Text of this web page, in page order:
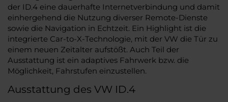
der ID.4 eine dauerhafte Internetverbindung und damit
einhergehend die Nutzung diverser Remote-Dienste
sowie die Navigation in Echtzeit. Ein Highlight ist die
integrierte Car-to-X-Technologie, mit der VW die Tür zu
einem neuen Zeitalter aufstößt. Auch Teil der
Ausstattung ist ein adaptives Fahrwerk bzw. die
Möglichkeit, Fahrstufen einzustellen.
Ausstattung des VW ID.4